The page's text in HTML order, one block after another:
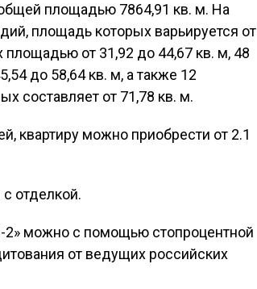
площадью 7864,91 кв. м. На
площадь которых варьируется от
от 31,92 до 44,67 кв. м, 48
до 58,64 кв. м, а также 12
составляет от 71,78 кв. м.
квартиру можно приобрести от 2.1
отделкой.
2» можно с помощью стопроцентной
от ведущих российских